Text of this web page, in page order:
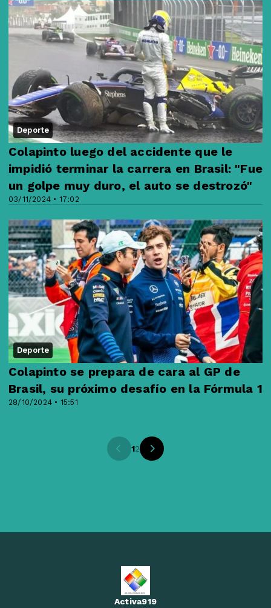
Deporte
03/11/2024 • 17:02
Colapinto luego del accidente que le
impidió terminar la carrera en Brasil: "Fue
un golpe muy duro, el auto se destrozó"
Deporte
28/10/2024 • 15:51
Colapinto se prepara de cara al GP de
Brasil, su próximo desafío en la Fórmula 1
12
Activa919